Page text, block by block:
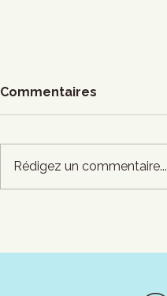
Commentaires
Rédigez un commentaire...